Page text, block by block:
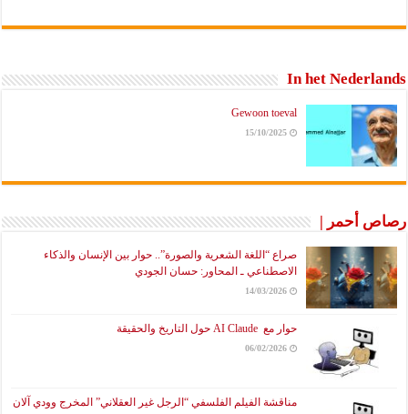
In het Nederlands
Gewoon toeval
15/10/2025
رصاص أحمر |
صراع “اللغة الشعرية والصورة”.. حوار بين الإنسان والذكاء
الاصطناعي ـ المحاور: حسان الجودي
14/03/2026
حوار مع AI Claude حول التاريخ والحقيقة
06/02/2026
مناقشة الفيلم الفلسفي “الرجل غير العقلاني” المخرج وودي آلان